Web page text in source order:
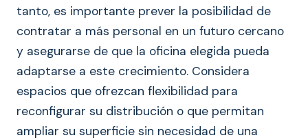
tanto, es importante prever la posibilidad de
contratar a más personal en un futuro cercano
y asegurarse de que la oficina elegida pueda
adaptarse a este crecimiento. Considera
espacios que ofrezcan flexibilidad para
reconfigurar su distribución o que permitan
ampliar su superficie sin necesidad de una